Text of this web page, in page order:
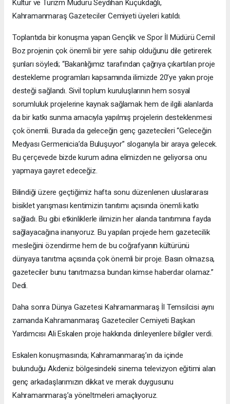
Kültür ve Turizm Müdürü Seydihan Küçükdağlı,
Kahramanmaraş Gazeteciler Cemiyeti üyeleri katıldı.
Toplantıda bir konuşma yapan Gençlik ve Spor İl Müdürü Cemil
Boz projenin çok önemli bir yere sahip olduğunu dile getirerek
şunları söyledi; “Bakanlığımız tarafından çağrıya çıkartılan proje
destekleme programları kapsamında ilimizde 20’ye yakın proje
desteği sağlandı. Sivil toplum kuruluşlarının hem sosyal
sorumluluk projelerine kaynak sağlamak hem de ilgili alanlarda
da bir katkı sunma amacıyla yapılmış projelerin desteklenmesi
çok önemli. Burada da geleceğin genç gazetecileri “Geleceğin
Medyası Germenicia’da Buluşuyor” sloganıyla bir araya gelecek.
Bu çerçevede bizde kurum adına elimizden ne geliyorsa onu
yapmaya gayret edeceğiz.
Bilindiği üzere geçtiğimiz hafta sonu düzenlenen uluslararası
bisiklet yarışması kentimizin tanıtımı açısında önemli katkı
sağladı. Bu gibi etkinliklerle ilimizin her alanda tanıtımına fayda
sağlayacağına inanıyoruz. Bu yapılan projede hem gazetecilik
mesleğini özendirme hem de bu coğrafyanın kültürünü
dünyaya tanıtma açısında çok önemli bir proje. Basın olmazsa,
gazeteciler bunu tanıtmazsa bundan kimse haberdar olamaz.”
Dedi.
Daha sonra Dünya Gazetesi Kahramanmaraş İl Temsilcisi aynı
zamanda Kahramanmaraş Gazeteciler Cemiyeti Başkan
Yardımcısı Ali Eskalen proje hakkında dinleyenlere bilgiler verdi.
Eskalen konuşmasında; Kahramanmaraş’ın da içinde
bulunduğu Akdeniz bölgesindeki sinema televizyon eğitimi alan
genç arkadaşlarımızın dikkat ve merak duygusunu
Kahramanmaraş’a yöneltmeleri amaçlıyoruz.